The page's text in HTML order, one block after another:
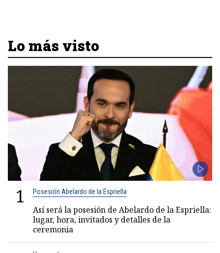
Lo más visto
1 Posesión Abelardo de la Espriella
Así será la posesión de Abelardo de la Espriella:
lugar, hora, invitados y detalles de la
ceremonia